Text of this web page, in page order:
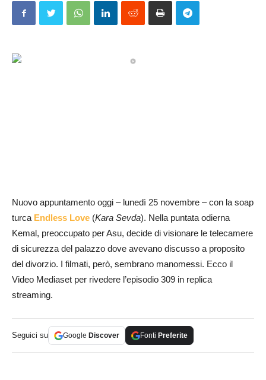
Nuovo appuntamento oggi – lunedì 25 novembre – con la soap
turca Endless Love (Kara Sevda). Nella puntata odierna
Kemal, preoccupato per Asu, decide di visionare le telecamere
di sicurezza del palazzo dove avevano discusso a proposito
del divorzio. I filmati, però, sembrano manomessi. Ecco il
Video Mediaset per rivedere l’episodio 309 in replica
streaming.
Seguici su Google Discover Fonti Preferite